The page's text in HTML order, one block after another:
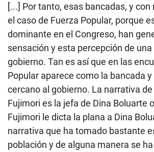
[...] Por tanto, esas bancadas, y
el caso de Fuerza Popular, porque
dominante en el Congreso, han
sensación y esta percepción de
gobierno. Tan es así que en las
Popular aparece como la bancada
cercano al gobierno. La narrativa
Fujimori es la jefa de Dina Boluarte
Fujimori le dicta la plana a Dina
narrativa que ha tomado bastante
población y de alguna manera se